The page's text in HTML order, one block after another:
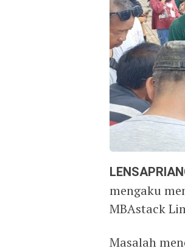
mengaku
MBAstack
Masalah